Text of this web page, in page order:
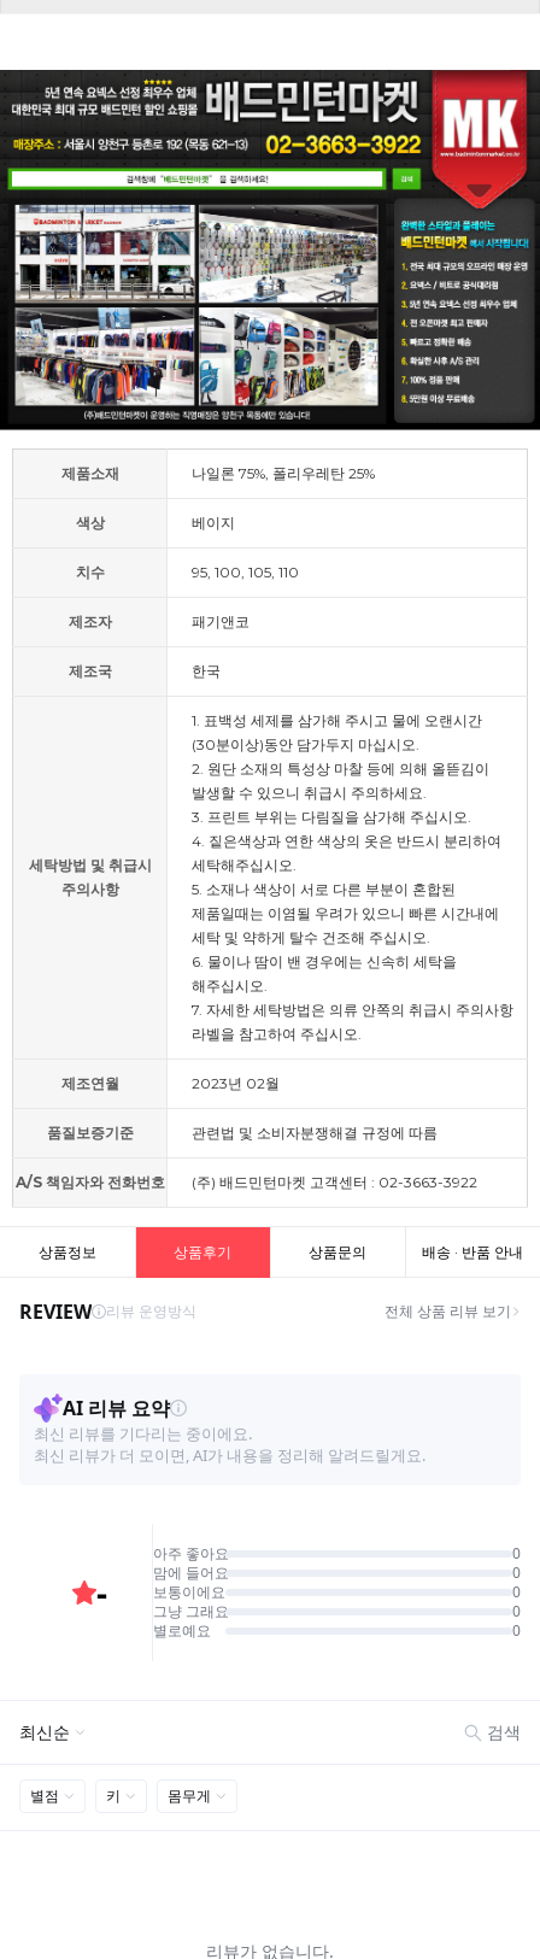
제품소재 나일론 75%, 폴리우레탄 25%
색상 베이지
치수 95, 100, 105, 110
제조자 패기앤코
제조국 한국
세탁방법 및 취급시
주의사항
1. 표백성 세제를 삼가해 주시고 물에 오랜시간
(30분이상)동안 담가두지 마십시오.
2. 원단 소재의 특성상 마찰 등에 의해 올뜯김이
발생할 수 있으니 취급시 주의하세요.
3. 프린트 부위는 다림질을 삼가해 주십시오.
4. 짙은색상과 연한 색상의 옷은 반드시 분리하여
세탁해주십시오.
5. 소재나 색상이 서로 다른 부분이 혼합된
제품일때는 이염될 우려가 있으니 빠른 시간내에
세탁 및 약하게 탈수 건조해 주십시오.
6. 물이나 땀이 밴 경우에는 신속히 세탁을
해주십시오.
7. 자세한 세탁방법은 의류 안쪽의 취급시 주의사항
라벨을 참고하여 주십시오.
제조연월 2023년 02월
품질보증기준 관련법 및 소비자분쟁해결 규정에 따름
A/S 책임자와 전화번호 (주) 배드민턴마켓 고객센터 : 02-3663-3922
상품정보 상품후기 상품문의 배송 · 반품 안내